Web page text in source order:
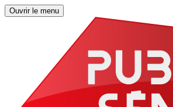
Ouvrir le menu